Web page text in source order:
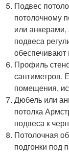
Подвес
потолочному
или
подвеса
обеспечивают
Профиль
сантиметров.
помещения,
Дюбель или
потолка
подвеса к
Потолочная
подгонки под